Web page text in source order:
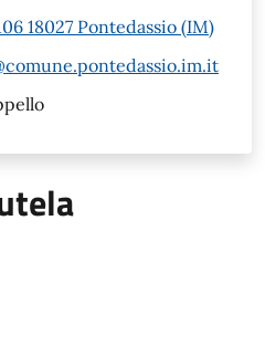
18027 Pontedassio (IM)